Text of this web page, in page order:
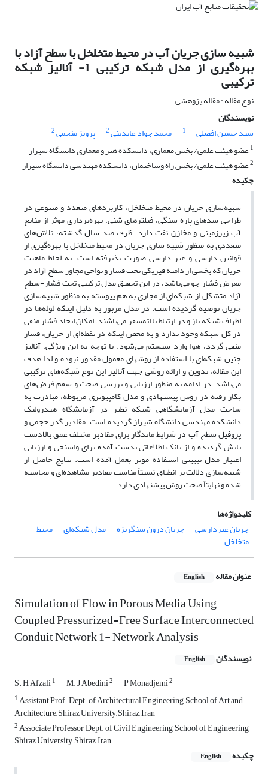
شبیه سازی جریان آب در محیط متخلخل با سطح آزاد با
بهره‌گیری از مدل شبکه ترکیبی 1- آنالیز شبکه
ترکیبی
نوع مقاله : مقاله پژوهشی
نویسندگان
سید حسین افضلی
1 محمد جواد عابدینی2 پرویز منجمی2
1عضو هیئت علمی/ بخش معماری، دانشکده هنر و معماری دانشگاه شیراز
2عضو هیئت علمی/ بخش راه وساختمان، دانشکده مهندسی دانشگاه شیراز
چکیده
شبیه‌سازی جریان در محیط متخلخل، کاربردهای متعدد و متنوعی در
طراحی سدهای پاره سنگی، فیلترهای شنی، بهره‌برداری موثر از منابع
آب زیر‌زمینی و مخازن نفت دارد. ظرف صد سال گذشته، تلاش‌های
متعددی به منظور شبیه سازی جریان در محیط متخلخل با بهره‌گیری از
قوانین دارسی و غیر دارسی صورت پذیرفته است. به لحاظ ماهیت
جریان که بخشی از دامنه فیزیکی تحت فشار و نواحی مجاور سطح آزاد در
معرض فشار جو می‌باشد، در این تحقیق مدل ترکیبی تحت فشار-سطح
آزاد متشکل از شبکه‌ای از مجاری به هم پیوسته به منظور شبیه‌سازی
جریان توصیه گردیده است. در مدل مزبور به دلیل اینکه لوله‌ها در
اطراف شبکه باز و در ارتباط با اتمسفر می‌باشند، امکان ایجاد فشار منفی
در کل شبکه وجود ندارد و به محض اینکه در نقطه‌ای از جریان، فشار
منفی گردد، هوا وارد سیستم می‌شود. با توجه به این ویژگی، آنالیز
چنین شبکه‌ای با استفاده از روشهای معمول مقدور نبوده و لذا هدف
این مقاله، تدوین و ارائه روشی جهت آنالیز این نوع شبکه‌های ترکیبی
می‌باشد. در ادامه به منظور ارزیابی و بررسی صحت و سقم فرض‌های
بکار رفته در روش پیشنهادی و مدل کامپیوتری مربوطه، مبادرت به
ساخت مدل آزمایشگاهی شبکه نظیر در آزمایشگاه هیدرولیک
دانشکده مهندسی دانشگاه شیراز گردیده است. مقادیر گذر حجمی و
پروفیل سطح آب در شرایط ماندگار برای مقادبر مختلف عمق بالادست
پایش گردیده و از بانک اطلاعاتی بدست آمده برای واسنجی و ارزیابی
اعتبار مدل تبیینی استفاده موثر بعمل آمده است. نتایج حاصل از
شبیه‌سازی دلالت بر انطباق نسبتاً مناسب مقادیر مشاهده‌ای و محاسبه
شده و نهایتاً صحت روش پیشنهادی دارد.
کلیدواژه‌ها
جریان غیردارسی
جریان درون سنگریزه مدل شبکه‌ای محیط
متخلخل
عنوان مقاله English
Simulation of Flow in Porous Media Using
Coupled Pressurized-Free Surface Interconnected
Conduit Network 1- Network Analysis
نویسندگان English
S. H Afzali1 M. J Abedini2 P Monadjemi2
1Assistant Prof. Dept. of Architectural Engineering, School of Art and
Architecture, Shiraz University, Shiraz, Iran
2Associate Professor, Dept. of Civil Engineering, School of Engineering,
Shiraz University, Shiraz, Iran
چکیده
English